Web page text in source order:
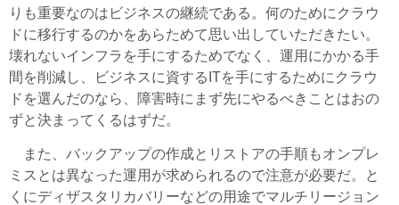
りも重要なのはビジネスの継続である。何のためにクラウ
ドに移行するのかをあらためて思い出していただきたい。
壊れないインフラを手にするためでなく、運用にかかる手
間を削減し、ビジネスに資するITを手にするためにクラウ
ドを選んだのなら、障害時にまず先にやるべきことはおの
ずと決まってくるはずだ。
また、バックアップの作成とリストアの手順もオンプレ
ミスとは異なった運用が求められるので注意が必要だ。と
くにディザスタリカバリーなどの用途でマルチリージョン